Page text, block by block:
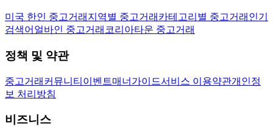
미국 한인 중고거래 지역별 중고거래 카테고리별 중고거래 인기
검색어 얼바인 중고거래 코리아타운 중고거래
정책 및 약관
중고거래 커뮤니티 이벤트매너가이드서비스 이용약관개인정
보 처리방침
비즈니스